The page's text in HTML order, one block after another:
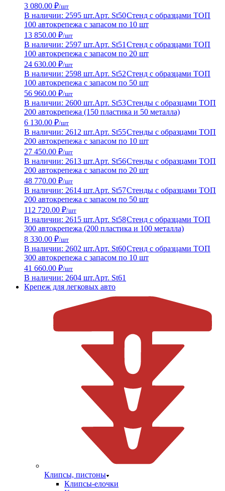
3 080.00 ₽/шт
В наличии: 2595 шт.Арт. St50Стенд с образцами ТОП
100 автокрепежа с запасом по 10 шт
13 850.00 ₽/шт
В наличии: 2597 шт.Арт. St51 Стенд с образцами ТОП
100 автокрепежа с запасом по 20 шт
24 630.00 ₽/шт
В наличии: 2598 шт.Арт. St52Стенд с образцами ТОП
100 автокрепежа с запасом по 50 шт
56 960.00 ₽/шт
В наличии: 2600 шт.Арт. St53Стенды с образцами ТОП
200 автокрепежа (150 пластика и 50 металла)
6 130.00 ₽/шт
В наличии: 2612 шт.Арт. St55Стенды с образцами ТОП
200 автокрепежа с запасом по 10 шт
27 450.00 ₽/шт
В наличии: 2613 шт.Арт. St56Стенды с образцами ТОП
200 автокрепежа с запасом по 20 шт
48 770.00 ₽/шт
В наличии: 2614 шт.Арт. St57Стенды с образцами ТОП
200 автокрепежа с запасом по 50 шт
112 720.00 ₽/шт
В наличии: 2615 шт.Арт. St58Стенд с образцами ТОП
300 автокрепежа (200 пластика и 100 металла)
8 330.00 ₽/шт
В наличии: 2602 шт.Арт. St60Стенд с образцами ТОП
300 автокрепежа с запасом по 10 шт
41 660.00 ₽/шт
В наличии: 2604 шт.Арт. St61
Крепеж для легковых авто
Клипсы, пистоны
Клипсы-елочки